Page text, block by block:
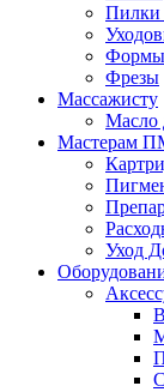
Пилки
Формы
Фрезы
Массажисту
Масло
Мастерам
Уход